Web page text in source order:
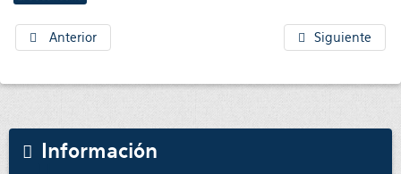
Anterior Siguiente
Información